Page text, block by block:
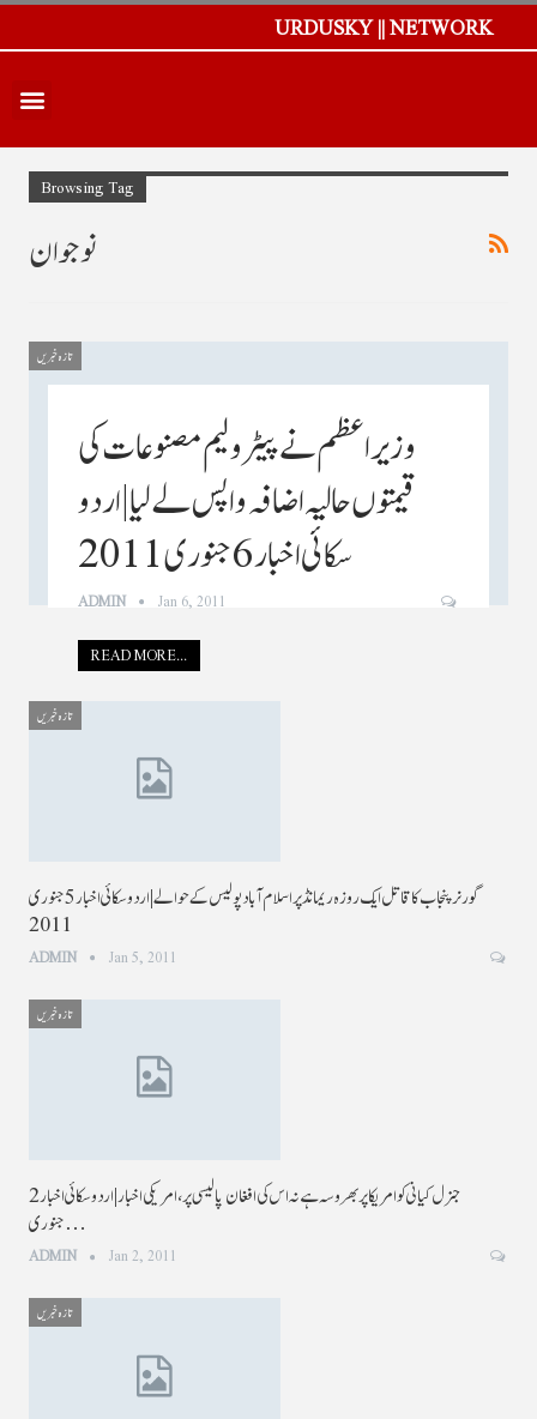
URDUSKY || NETWORK
Browsing Tag
نوجوان
تازہ خبریں
وزیر اعظم نے پیٹرولیم مصنوعات کی
قیمتوں حالیہ اضافہ واپس لے لیا |اردو
سکائی اخبار 6 جنوری 2011
ADMIN Jan 6, 2011
READ MORE...
تازہ خبریں
گورنرپنجاب کاقاتل ایک روزہ ریمانڈپراسلام آبادپولیس کے حوالے | اردو سکائی اخبار 5 جنوری
2011
ADMIN Jan 5, 2011
تازہ خبریں
جنرل کیانی کو امریکا پر بھروسہ ہے نہ اس کی افغان پالیسی پر ، امریکی اخبار|اردو سکائی اخبار 2
جنوری…
ADMIN Jan 2, 2011
تازہ خبریں